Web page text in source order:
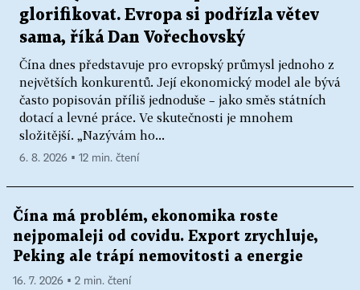
glorifikovat. Evropa si podřízla větev
sama, říká Dan Vořechovský
Čína dnes představuje pro evropský průmysl jednoho z
největších konkurentů. Její ekonomický model ale bývá
často popisován příliš jednoduše – jako směs státních
dotací a levné práce. Ve skutečnosti je mnohem
složitější. „Nazývám ho...
6. 8. 2026 ▪ 12 min. čtení
Čína má problém, ekonomika roste
nejpomaleji od covidu. Export zrychluje,
Peking ale trápí nemovitosti a energie
16. 7. 2026 ▪ 2 min. čtení